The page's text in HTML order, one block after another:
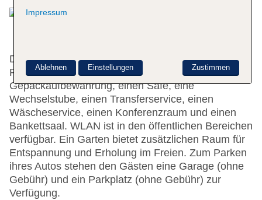
Dieses Resort verfügt über einen Aufzug und eine
Rezeption. Die Unterbringung bietet eine
Gepäckaufbewahrung, einen Safe, eine
Wechselstube, einen Transferservice, einen
Wäscheservice, einen Konferenzraum und einen
Bankettsaal. WLAN ist in den öffentlichen Bereichen
verfügbar. Ein Garten bietet zusätzlichen Raum für
Entspannung und Erholung im Freien. Zum Parken
ihres Autos stehen den Gästen eine Garage (ohne
Gebühr) und ein Parkplatz (ohne Gebühr) zur
Verfügung.
Impressum
Zustimmen
Ablehnen Einstellungen